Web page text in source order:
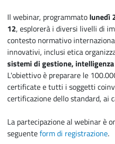
Il webinar, programmato lunedì
12, esplorerà i diversi livelli di
contesto normativo
innovativi, inclusi etica
sistemi di gestione,
L'obiettivo è preparare le
certificate e tutti i soggetti
certificazione dello standard, ai
La partecipazione al webinar è
seguenteform di registrazione.